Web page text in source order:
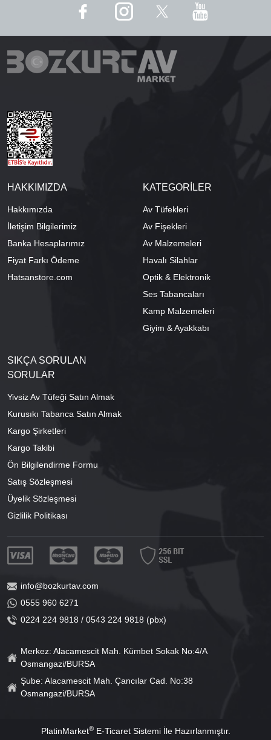
HAKKIMIZDA
Hakkımızda
İletişim Bilgilerimiz
Banka Hesaplarımız
Fiyat Farkı Ödeme
Hatsanstore.com
KATEGORİLER
Av Tüfekleri
Av Fişekleri
Av Malzemeleri
Havalı Silahlar
Optik & Elektronik
Ses Tabancaları
Kamp Malzemeleri
Giyim & Ayakkabı
SIKÇA SORULAN
SORULAR
Yivsiz Av Tüfeği Satın Almak
Kurusıkı Tabanca Satın Almak
Kargo Şirketleri
Kargo Takibi
Ön Bilgilendirme Formu
Satış Sözleşmesi
Üyelik Sözleşmesi
Gizlilik Politikası
info@bozkurtav.com
0555 960 6271
0224 224 9818 / 0543 224 9818 (pbx)
Merkez: Alacamescit Mah. Kümbet Sokak No:4/A
Osmangazi/BURSA
Şube: Alacamescit Mah. Çancılar Cad. No:38
Osmangazi/BURSA
PlatinMarket®E-Ticaret Sistemiİle Hazırlanmıştır.